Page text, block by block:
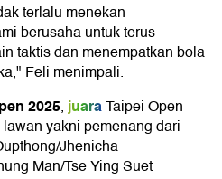
terlalu menekan
berusaha untuk terus
taktis dan menempatkan bola
Feli menimpali.
2025,juaraTaipei Open
yakni pemenang dari
Jhenicha
Man/Tse Ying Suet